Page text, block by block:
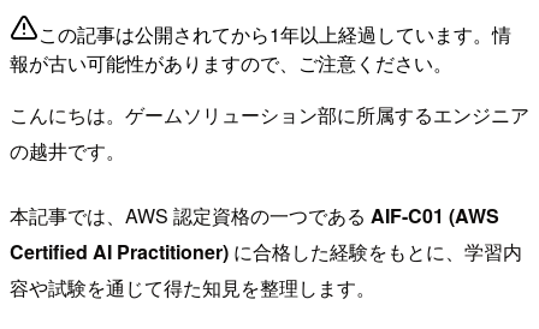
この記事は公開されてから1年以上経過しています。情
報が古い可能性がありますので、ご注意ください。
こんにちは。ゲームソリューション部に所属するエンジニア
の越井です。
本記事では、AWS 認定資格の一つである AIF-C01 (AWS
Certified AI Practitioner) に合格した経験をもとに、学習内
容や試験を通じて得た知見を整理します。